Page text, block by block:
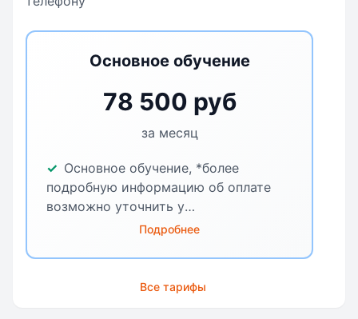
Основное обучение
78 500 руб
за месяц
Основное обучение, *более
подробную информацию об оплате
возможно уточнить у
администратора Лицея
Подробнее
Все тарифы